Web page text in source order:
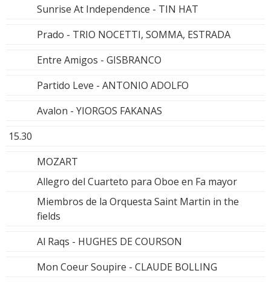
Sunrise At Independence - TIN HAT
Prado - TRIO NOCETTI, SOMMA, ESTRADA
Entre Amigos - GISBRANCO
Partido Leve - ANTONIO ADOLFO
Avalon - YIORGOS FAKANAS
15.30
MOZART
Allegro del Cuarteto para Oboe en Fa mayor
Miembros de la Orquesta Saint Martin in the
fields
Al Raqs - HUGHES DE COURSON
Mon Coeur Soupire - CLAUDE BOLLING